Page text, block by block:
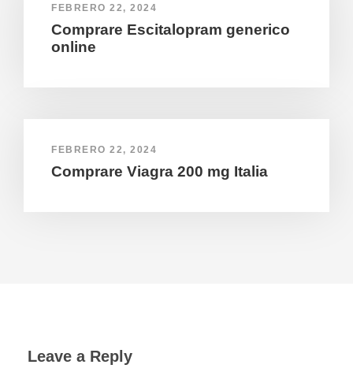
FEBRERO 22, 2024
Comprare Escitalopram generico
online
FEBRERO 22, 2024
Comprare Viagra 200 mg Italia
Leave a Reply